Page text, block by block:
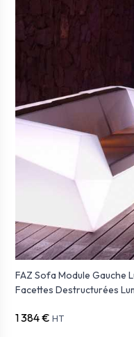
FAZ Sofa Module Gauche
Facettes Destructurées
1 384 € HT